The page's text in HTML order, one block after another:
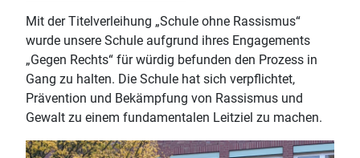
Mit der Titelverleihung „Schule ohne Rassismus“
wurde unsere Schule aufgrund ihres Engagements
„Gegen Rechts“ für würdig befunden den Prozess in
Gang zu halten. Die Schule hat sich verpflichtet,
Prävention und Bekämpfung von Rassismus und
Gewalt zu einem fundamentalen Leitziel zu machen.